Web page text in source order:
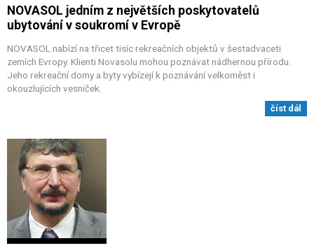
NOVASOL jedním z největších poskytovatelů
ubytování v soukromí v Evropě
NOVASOL nabízí na třicet tisíc rekreačních objektů v šestadvaceti
zemích Evropy. Klienti Novasolu mohou poznávat nádhernou přírodu.
Jeho rekreační domy a byty vybízejí k poznávání velkoměst i
okouzlujících vesniček.
číst dál